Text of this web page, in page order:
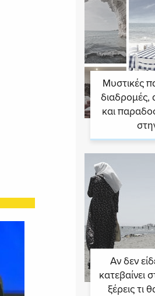
Μυστικές
διαδρομές,
και
Αν δεν
κατεβαίνει
ξέρεις τι